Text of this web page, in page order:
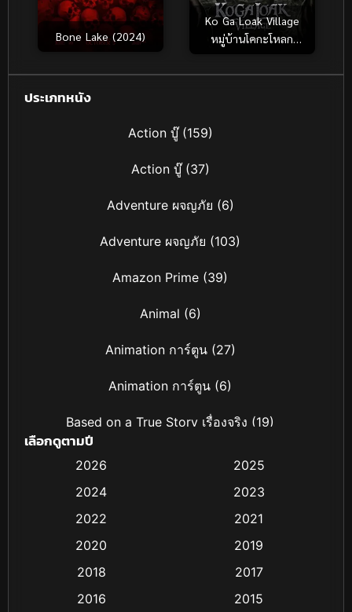
Bone Lake (2024)
Ko Ga Loak Village
หมู่บ้านโคกะโหลก
ประเภทหนัง
Action บู๊(159)
Action บู๊(37)
Adventure ผจญภัย (6)
Adventure ผจญภัย (103)
Amazon Prime (39)
Animal (6)
Animation การ์ตูน(27)
Animation การ์ตูน (6)
Based on a True Story เรื่องจริง (19)
Biography ชีวิตจริง (16)
Classic หนังคลาสสิก (25)
เลือกดูตามปี
2026
2025
2024
2023
2022
2021
2020
2019
2018
2017
2016
2015